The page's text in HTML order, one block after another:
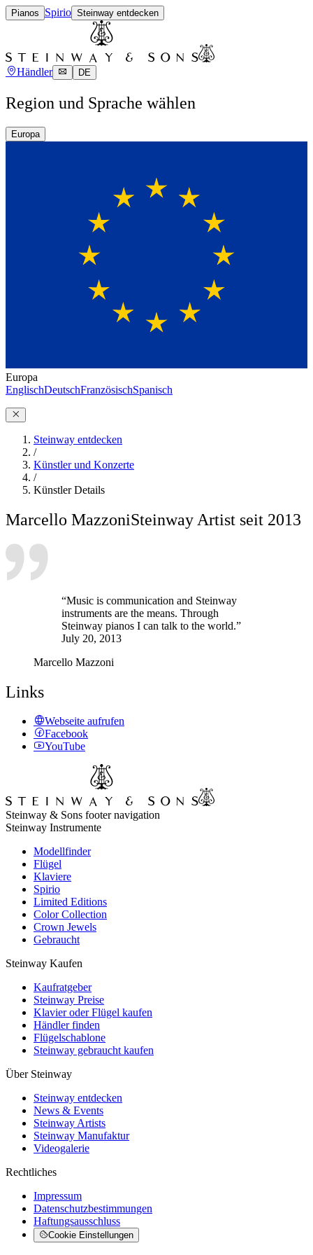
Pianos Spirio Steinway entdecken
Händler DE
Region und Sprache wählen
Europa
Europa
EnglischDeutschFranzösischSpanisch
Steinway entdecken
/
Künstler und Konzerte
/
Künstler Details
Marcello MazzoniSteinway Artist seit 2013
“Music is communication and Steinway
instruments are the means. Through
Steinway pianos I can talk to the world.”
July 20, 2013
Marcello Mazzoni
Links
Webseite aufrufen
Facebook
YouTube
Steinway & Sons footer navigation
Steinway Instrumente
Modellfinder
Flügel
Klaviere
Spirio
Limited Editions
Color Collection
Crown Jewels
Gebraucht
Steinway Kaufen
Kaufratgeber
Steinway Preise
Klavier oder Flügel kaufen
Händler finden
Flügelschablone
Steinway gebraucht kaufen
Über Steinway
Steinway entdecken
News & Events
Steinway Artists
Steinway Manufaktur
Videogalerie
Rechtliches
Impressum
Datenschutzbestimmungen
Haftungsausschluss
Cookie Einstellungen